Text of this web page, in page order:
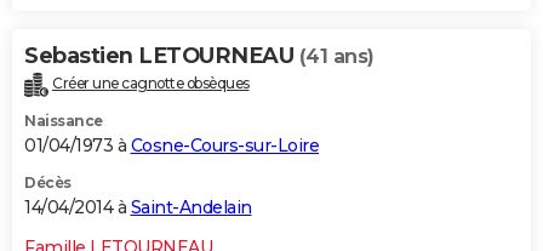
Sebastien LETOURNEAU (41 ans)
Créer une cagnotte obsèques
Naissance
01/04/1973 à Cosne-Cours-sur-Loire
Décès
14/04/2014 à Saint-Andelain